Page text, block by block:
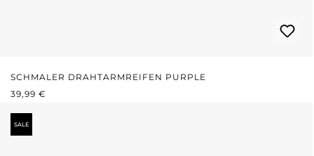
SCHMALER DRAHTARMREIFEN PURPLE
REGULÄRER PREIS:
39,99 €
SALE